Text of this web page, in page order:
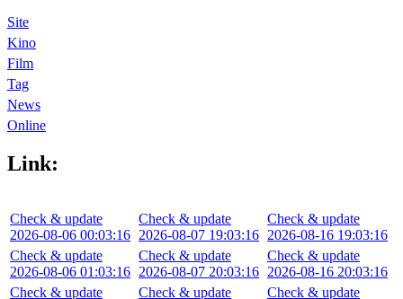
Site
Kino
Film
Tag
News
Online
Link:
Check & update
2026-08-06 00:03:16
Check & update
2026-08-06 01:03:16
Check & update
Check & update
2026-08-07 19:03:16
Check & update
2026-08-07 20:03:16
Check & update
Check & update
2026-08-16 19:03:16
Check & update
2026-08-16 20:03:16
Check & update